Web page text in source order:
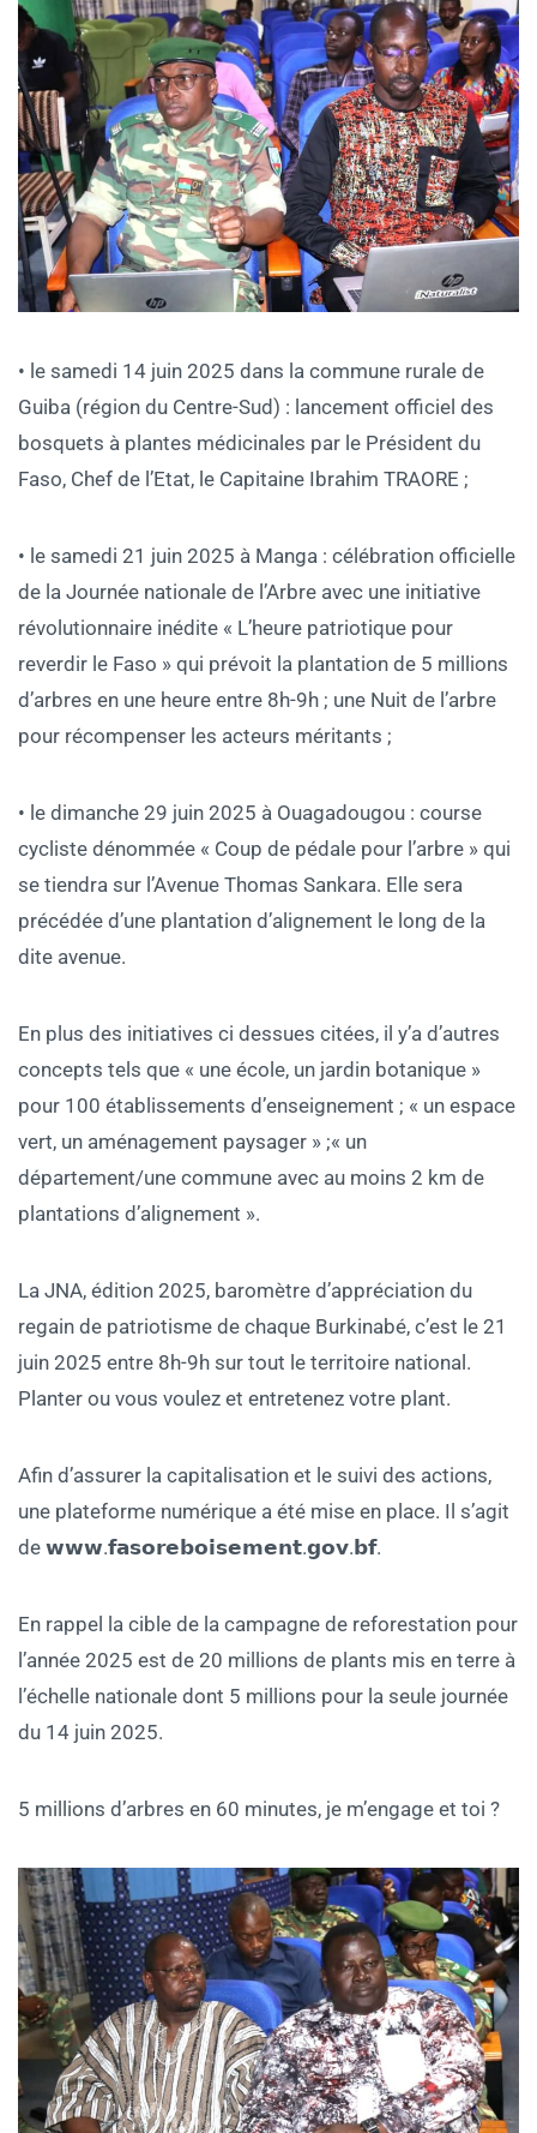
• le samedi 14 juin 2025 dans la commune rurale de
Guiba (région du Centre-Sud) : lancement officiel des
bosquets à plantes médicinales par le Président du
Faso, Chef de l’Etat, le Capitaine Ibrahim TRAORE ;
• le samedi 21 juin 2025 à Manga : célébration officielle
de la Journée nationale de l’Arbre avec une initiative
révolutionnaire inédite « L’heure patriotique pour
reverdir le Faso » qui prévoit la plantation de 5 millions
d’arbres en une heure entre 8h-9h ; une Nuit de l’arbre
pour récompenser les acteurs méritants ;
• le dimanche 29 juin 2025 à Ouagadougou : course
cycliste dénommée « Coup de pédale pour l’arbre » qui
se tiendra sur l’Avenue Thomas Sankara. Elle sera
précédée d’une plantation d’alignement le long de la
dite avenue.
En plus des initiatives ci dessues citées, il y’a d’autres
concepts tels que « une école, un jardin botanique »
pour 100 établissements d’enseignement ; « un espace
vert, un aménagement paysager » ;« un
département/une commune avec au moins 2 km de
plantations d’alignement ».
La JNA, édition 2025, baromètre d’appréciation du
regain de patriotisme de chaque Burkinabé, c’est le 21
juin 2025 entre 8h-9h sur tout le territoire national.
Planter ou vous voulez et entretenez votre plant.
Afin d’assurer la capitalisation et le suivi des actions,
une plateforme numérique a été mise en place. Il s’agit
de 𝘄𝘄𝘄.𝗳𝗮𝘀𝗼𝗿𝗲𝗯𝗼𝗶𝘀𝗲𝗺𝗲𝗻𝘁.𝗴𝗼𝘃.𝗯𝗳.
En rappel la cible de la campagne de reforestation pour
l’année 2025 est de 20 millions de plants mis en terre à
l’échelle nationale dont 5 millions pour la seule journée
du 14 juin 2025.
5 millions d’arbres en 60 minutes, je m’engage et toi ?